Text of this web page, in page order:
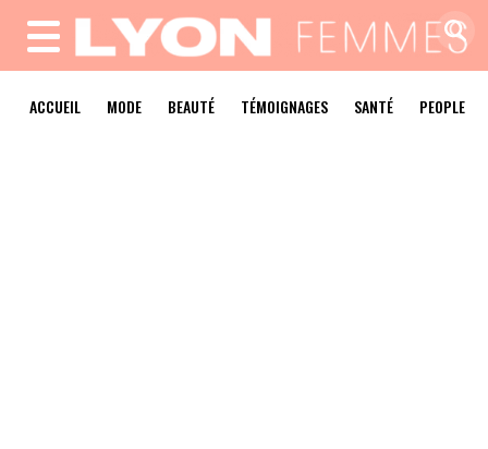
MENU
ACCUEIL MODE BEAUTÉ TÉMOIGNAGES SANTÉ PEOPLE